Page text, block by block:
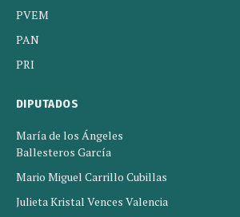
PVEM
PAN
PRI
DIPUTADOS
María de los Ángeles
Ballesteros García
Mario Miguel Carrillo Cubillas
Julieta Kristal Vences Valencia